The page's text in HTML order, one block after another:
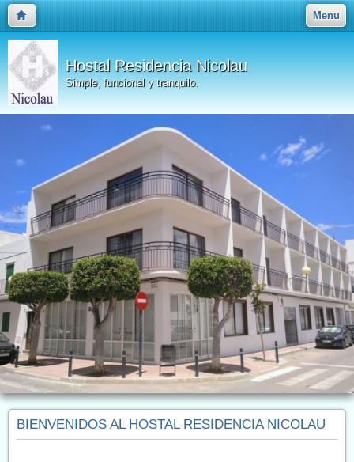
Menu
Hostal Residencia Nicolau
Simple, funcional y tranquilo.
BIENVENIDOS AL HOSTAL RESIDENCIA NICOLAU